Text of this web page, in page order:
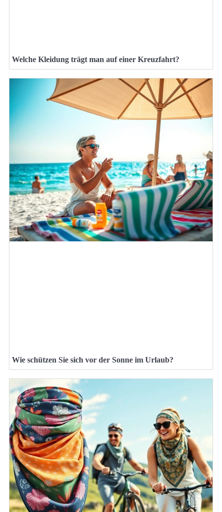
Welche Kleidung trägt man auf einer Kreuzfahrt?
Wie schützen Sie sich vor der Sonne im Urlaub?